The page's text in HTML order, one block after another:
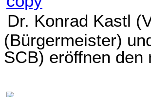
Dr. Konrad Kastl
(Bürgermeister)
SCB) eröffnen den